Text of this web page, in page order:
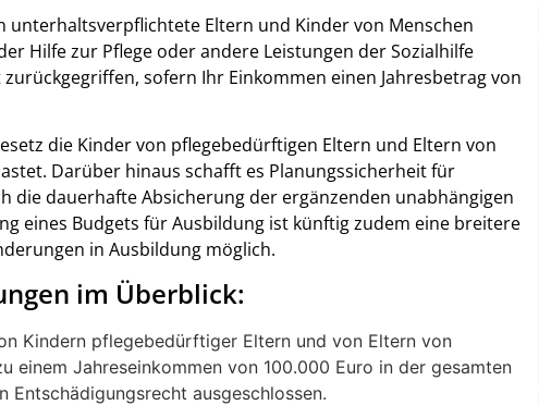
unterhaltsverpflichtete Eltern und Kinder von Menschen
Hilfe zur Pflege oder andere Leistungen der Sozialhilfe
sofern Ihr Einkommen einen Jahresbetrag von
die Kinder von pflegebedürftigen Eltern und Eltern von
Darüber hinaus schafft es Planungssicherheit für
die dauerhafte Absicherung der ergänzenden unabhängigen
eines Budgets für Ausbildung ist künftig zudem eine breitere
in Ausbildung möglich.
im Überblick:
Kindern pflegebedürftiger Eltern und von Eltern von
einem Jahreseinkommen von 100.000 Euro in der gesamten
Entschädigungsrecht ausgeschlossen.